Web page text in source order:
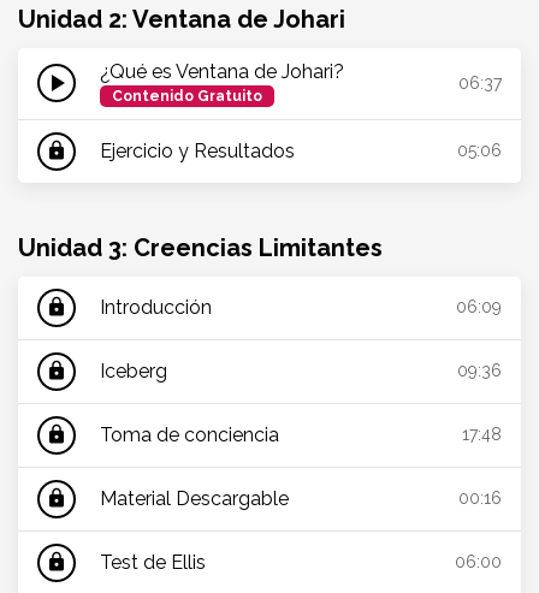
Unidad 2: Ventana de Johari
play_arrow ¿Qué es Ventana de Johari?
Contenido Gratuito
06:37
lock Ejercicio y Resultados 05:06
Unidad 3: Creencias Limitantes
lock Introducción 06:09
lock Iceberg 09:36
lock Toma de conciencia 17:48
lock Material Descargable 00:16
lock Test de Ellis 06:00